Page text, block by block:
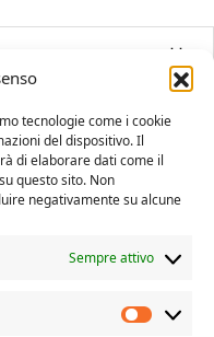
tecnologie come i cookie
del dispositivo. Il
di elaborare dati come il
questo sito. Non
negativamente su alcune
Sempre attivo